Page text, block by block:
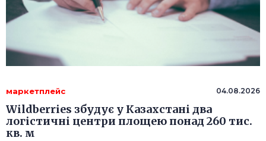
маркетплейс 04.08.2026
Wildberries збудує у Казахстані два
логістичні центри площею понад 260 тис.
кв. м